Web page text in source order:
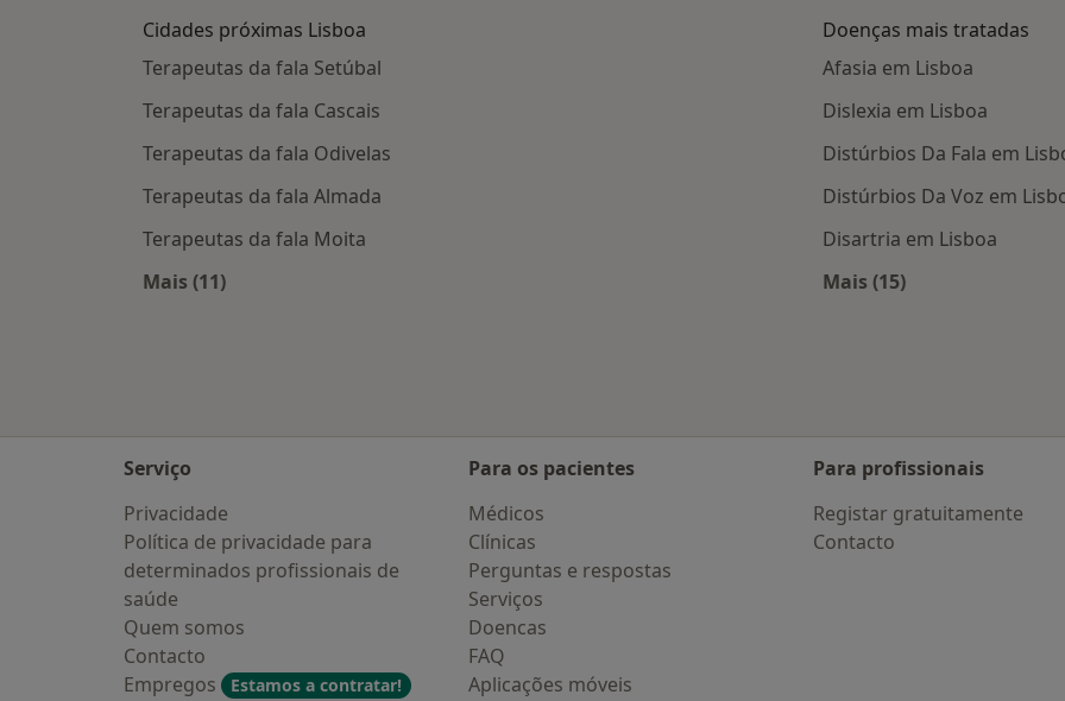
Cidades próximas Lisboa
Terapeutas da fala Setúbal
Terapeutas da fala Cascais
Terapeutas da fala Odivelas
Terapeutas da fala Almada
Terapeutas da fala Moita
Mais (11)
Doenças mais tratadas
Afasia em Lisboa
Dislexia em Lisboa
Distúrbios Da Fala em
Distúrbios Da Voz em
Disartria em Lisboa
Mais (15)
Serviço
Privacidade
Política de privacidade para
determinados profissionais de
saúde
Quem somos
Contacto
Empregos
Estamos a contratar!
Para os pacientes
Médicos
Clínicas
Perguntas e respostas
Serviços
Doencas
FAQ
Aplicações móveis
Para profissionais
Registar gratuitamente
Contacto